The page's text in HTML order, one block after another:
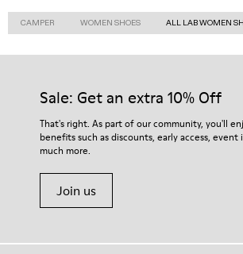
CAMPER WOMEN SHOES ALL LAB WOMEN
Sale: Get an extra 10% Off
That's right. As part of our community, you'll
benefits such as discounts, early access, event
much more.
Join us